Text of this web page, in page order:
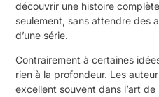
découvrir une histoire
seulement, sans attendre des
d’une série.
Contrairement à certaines
rien à la profondeur. Les
excellent souvent dans l’art